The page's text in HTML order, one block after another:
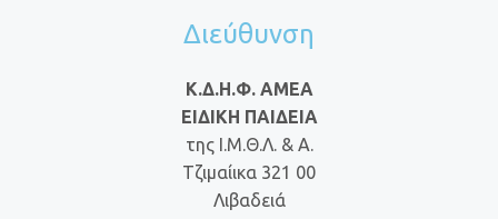
Διεύθυνση
Κ.Δ.Η.Φ. ΑΜΕΑ
ΕΙΔΙΚΗ ΠΑΙΔΕΙΑ
της Ι.Μ.Θ.Λ. & Α.
Τζιμαίικα 321 00
Λιβαδειά